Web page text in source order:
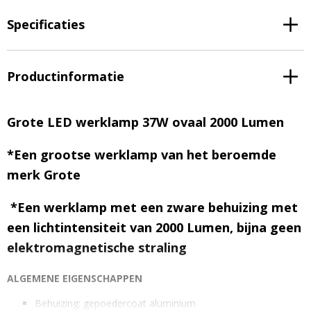
Specificaties
Productinformatie
Grote LED werklamp 37W ovaal 2000 Lumen
*Een grootse werklamp van het beroemde
merk Grote
*Een werklamp met een zware behuizing met
een lichtintensiteit van 2000 Lumen, bijna geen
elektromagnetische straling
ALGEMENE EIGENSCHAPPEN
Behuizing: gepoedercoat aluminium